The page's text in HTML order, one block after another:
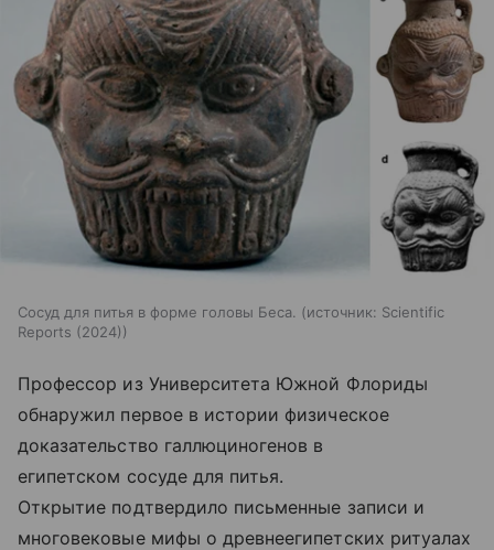
Сосуд для питья в форме головы Беса. источник: Scientific
Reports (2024)
Профессор из Университета Южной Флориды
обнаружил первое в истории физическое
доказательство галлюциногенов в
египетском сосуде для питья.
Открытие подтвердило письменные записи и
многовековые мифы о древнеегипетских ритуалах